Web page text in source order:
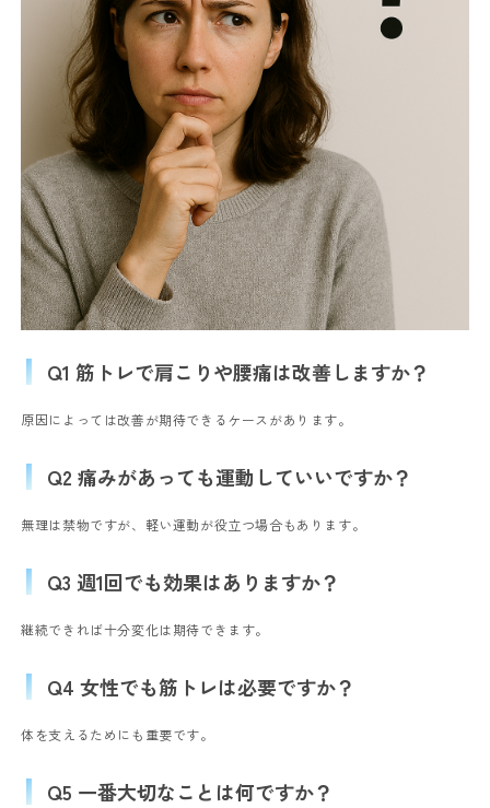
Q1 筋トレで肩こりや腰痛は改善しますか？
原因によっては改善が期待できるケースがあります。
Q2 痛みがあっても運動していいですか？
無理は禁物ですが、軽い運動が役立つ場合もあります。
Q3 週1回でも効果はありますか？
継続できれば十分変化は期待できます。
Q4 女性でも筋トレは必要ですか？
体を支えるためにも重要です。
Q5 一番大切なことは何ですか？